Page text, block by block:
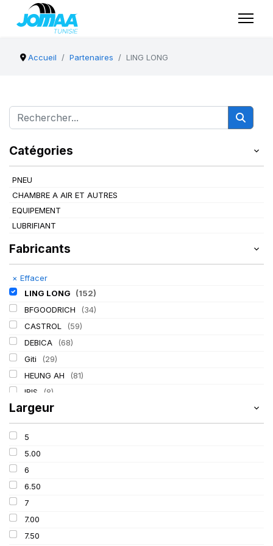
Accueil Partenaires LING LONG
Catégories
PNEU
CHAMBRE A AIR ET AUTRES
EQUIPEMENT
LUBRIFIANT
Fabricants
× Effacer
LING LONG
(152)
BFGOODRICH
(34)
CASTROL
(59)
DEBICA
(68)
Giti
(29)
HEUNG AH
(81)
IRIS
(8)
ITALMATIC
KLEBER (116)
LASSA
MICHELIN
MITAS
Mondolfo ferro
PIRELLI
PROMETEON
SCHRADER
Largeur
5
5.00
6
6.50
7
7.00
7.50